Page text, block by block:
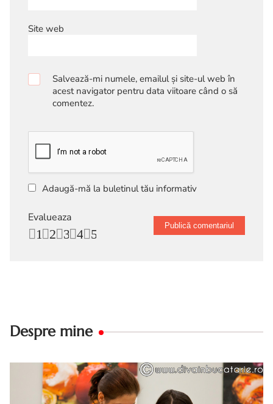
Site web
Salvează-mi numele, emailul și site-ul web în
acest navigator pentru data viitoare când o să
comentez.
Adaugă-mă la buletinul tău informativ
Evalueaza
5
4
3
2
1
Despre mine